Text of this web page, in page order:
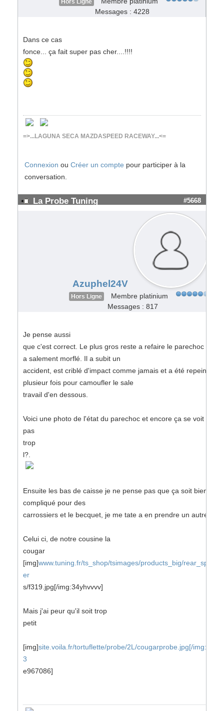
Hors Ligne
Messages : 4228
Dans ce cas
fonce... ça fait super pas cher....!!!!
=>...LAGUNA SECA MAZDASPEED RACEWAY...<=
Connexion ou Créer un compte pour participer à la
conversation.
La Probe Tuning #5668
Azuphel24V
Hors Ligne
Membre platinium
Messages : 817
Je pense aussi
que c'est correct. Le plus gros reste a refaire le parechoc qui
a salement morflé. Il a subit un
accident, est criblé d'impact comme jamais et a été repeint
plusieur fois pour camoufler le sale
travail d'en dessous.
Voici une photo de l'état du parechoc et encore ça se voit
pas
trop
l?.
Ensuite les bas de caisse je ne pense pas que ça soit bien
compliqué pour des
carrossiers et le becquet, je me tate a en prendre un autre
Celui ci, de notre cousine la
cougar
[img]www.tuning.fr/ts_shop/tsimages/products_big/rear_spoil
er
s/f319.jpg[/img:34yhvvvv]
Mais j'ai peur qu'il soit trop
petit
[img]site.voila.fr/tortuflette/probe/2L/cougarprobe.jpg[/img:f5
3
e967086]